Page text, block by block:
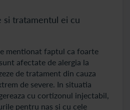
si tratamentul ei cu
mentionat faptul ca foarte
afectate de alergia la
de tratament din cauza
de severe. In situatia
cu cortizonul injectabil,
pentru nas si cu cele